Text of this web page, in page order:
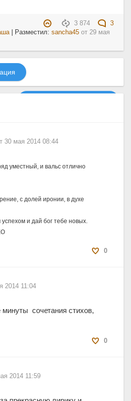
3 874
3
| Разместил:sancha45 от29 мая
30 мая 2014 08:44
0
уместный, и вальс отлично
и дай бог тебе новых.
2014 11:04
0
сочетания стихов,
2014 11:59